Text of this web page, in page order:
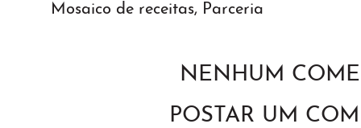
Mosaico de receitas, Parceria
NENHUM
POSTAR UM